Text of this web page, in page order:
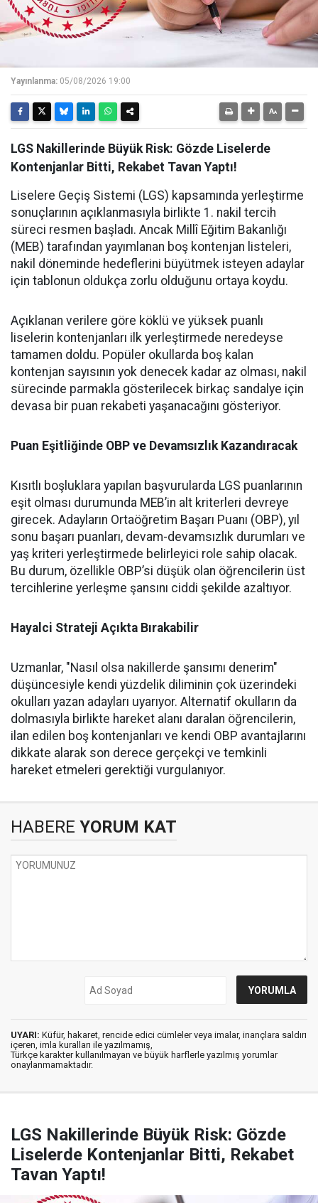
Yayınlanma: 05/08/2026 19:00
LGS Nakillerinde Büyük Risk: Gözde Liselerde
Kontenjanlar Bitti, Rekabet Tavan Yaptı!
Liselere Geçiş Sistemi (LGS) kapsamında yerleştirme
sonuçlarının açıklanmasıyla birlikte 1. nakil tercih
süreci resmen başladı. Ancak Millî Eğitim Bakanlığı
(MEB) tarafından yayımlanan boş kontenjan listeleri,
nakil döneminde hedeflerini büyütmek isteyen adaylar
için tablonun oldukça zorlu olduğunu ortaya koydu.
Açıklanan verilere göre köklü ve yüksek puanlı
liselerin kontenjanları ilk yerleştirmede neredeyse
tamamen doldu. Popüler okullarda boş kalan
kontenjan sayısının yok denecek kadar az olması, nakil
sürecinde parmakla gösterilecek birkaç sandalye için
devasa bir puan rekabeti yaşanacağını gösteriyor.
Puan Eşitliğinde OBP ve Devamsızlık Kazandıracak
Kısıtlı boşluklara yapılan başvurularda LGS puanlarının
eşit olması durumunda MEB’in alt kriterleri devreye
girecek. Adayların Ortaöğretim Başarı Puanı (OBP), yıl
sonu başarı puanları, devam-devamsızlık durumları ve
yaş kriteri yerleştirmede belirleyici role sahip olacak.
Bu durum, özellikle OBP’si düşük olan öğrencilerin üst
tercihlerine yerleşme şansını ciddi şekilde azaltıyor.
Hayalci Strateji Açıkta Bırakabilir
Uzmanlar, "Nasıl olsa nakillerde şansımı denerim"
düşüncesiyle kendi yüzdelik diliminin çok üzerindeki
okulları yazan adayları uyarıyor. Alternatif okulların da
dolmasıyla birlikte hareket alanı daralan öğrencilerin,
ilan edilen boş kontenjanları ve kendi OBP avantajlarını
dikkate alarak son derece gerçekçi ve temkinli
hareket etmeleri gerektiği vurgulanıyor.
HABERE YORUM KAT
UYARI: Küfür, hakaret, rencide edici cümleler veya imalar, inançlara saldırı
içeren, imla kuralları ile yazılmamış,
Türkçe karakter kullanılmayan ve büyük harflerle yazılmış yorumlar
onaylanmamaktadır.
LGS Nakillerinde Büyük Risk: Gözde
Liselerde Kontenjanlar Bitti, Rekabet
Tavan Yaptı!